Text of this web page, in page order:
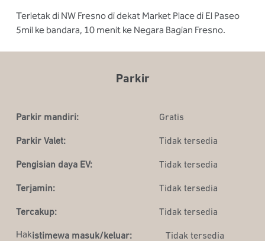
Terletak di NW Fresno di dekat Market Place di El Paseo
5mil ke bandara, 10 menit ke Negara Bagian Fresno.
Parkir
Parkir mandiri: Gratis
Parkir Valet: Tidak tersedia
Pengisian daya EV: Tidak tersedia
Terjamin: Tidak tersedia
Tercakup: Tidak tersedia
Hakistimewa masuk/keluar: Tidak tersedia